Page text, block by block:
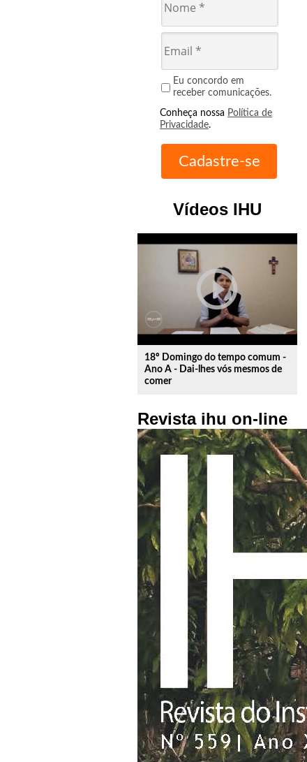
Eu concordo em
receber comunicações.
Conheça nossa Política de
Privacidade.
Vídeos IHU
play_circle_outline
18º Domingo do tempo comum -
Ano A - Dai-lhes vós mesmos de
comer
Revista ihu on-line